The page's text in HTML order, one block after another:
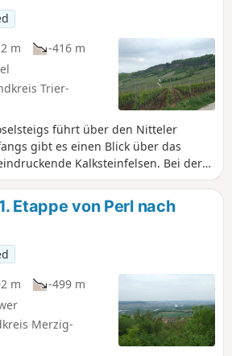
m
-416 m
Trier-
führt über den Nitteler
gibt es einen Blick über das
Kalksteinfelsen. Bei der
Wasserliescher Berg ist eine
Hier können während der
in ihrer natürlichen Umgebung
steilen Pfaden durch den Wald
entlang wieder hinunter und
in die Stadt Konz.
Etappe von Perl nach
m
-499 m
Merzig-